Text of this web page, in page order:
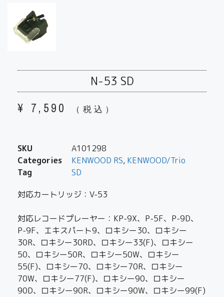
N-53 SD
¥ 7,590 （税込）
SKU
A101298
Categories
KENWOOD RS, KENWOOD/Trio
Tag
SD
対応カートリッジ：V-53
対応レコードプレーヤー：KP-9X、P-5F、P-9D、
P-9F、エキスパート9、ロキシー30、ロキシー
30R、ロキシー30RD、ロキシー33(F)、ロキシー
50、ロキシー50R、ロキシー50W、ロキシー
55(F)、ロキシー70、ロキシー70R、ロキシー
70W、ロキシー77(F)、ロキシー90、ロキシー
90D、ロキシー90R、ロキシー90W、ロキシー99(F)